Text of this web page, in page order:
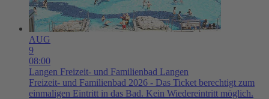
AUG
9
08:00
Langen Freizeit- und Familienbad Langen
Freizeit- und Familienbad 2026 - Das Ticket berechtigt zum
einmaligen Eintritt in das Bad. Kein Wiedereintritt möglich.